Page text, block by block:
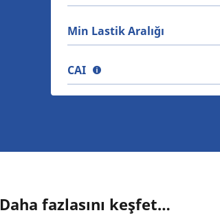
Min Lastik Aralığı
CAI
Daha fazlasını keşfet…